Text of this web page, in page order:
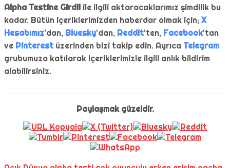
Alpha Testine Girdi! ile ilgili aktaracaklarımız şimdilik bu
kadar. Bütün içeriklerimizden haberdar olmak için; X
Hesabımız'dan, Bluesky'dan, Reddit'ten, Facebook'tan
ve Pinterest üzerinden bizi takip edin. Ayrıca Telegram
grubumuza katılarak içeriklerimizle ilgili anlık bildirim
alabilirsiniz.
Paylaşmak güzeldir.